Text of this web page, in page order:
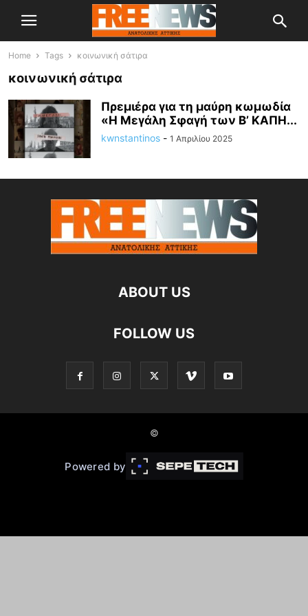
Home Tags κοινωνική σάτιρα
κοινωνική σάτιρα
Πρεμιέρα για τη μαύρη κωμωδία
«Η Μεγάλη Σφαγή των Β’ ΚΑΠΗ...
kwnstantinos - 1 Απριλίου 2025
ABOUT US
FOLLOW US
©
Powered by